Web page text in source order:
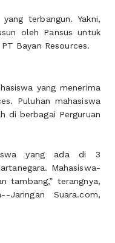
terbangun. Yakni,
oleh Pansus untuk
Bayan Resources.
yang menerima
Puluhan mahasiswa
di berbagai Perguruan
yang ada di 3
Mahasiswa-
tambang,” terangnya,
Jaringan Suara.com,